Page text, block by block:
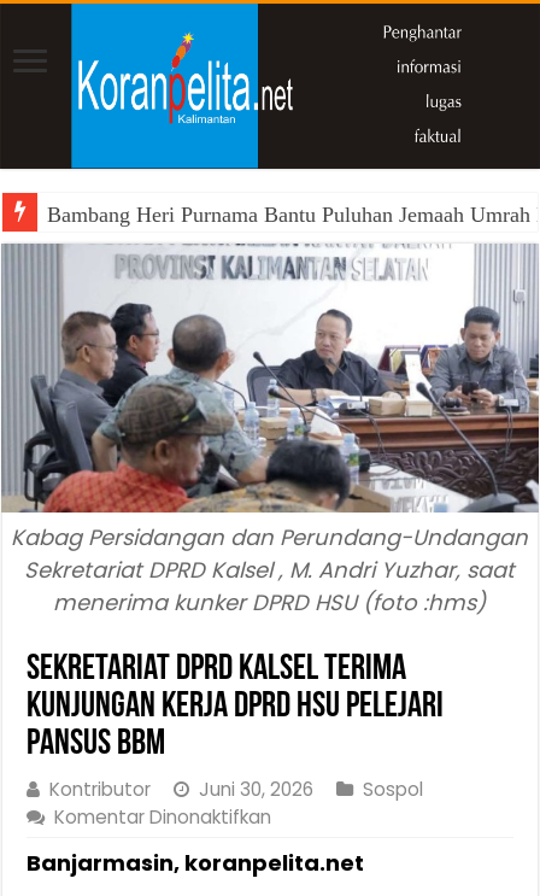
Bambang Heri Purnama Bantu Puluhan Jemaah
Kabag Persidangan dan Perundang-Undangan
Sekretariat DPRD Kalsel , M. Andri Yuzhar, saat
menerima kunker DPRD HSU (foto :hms)
Sekretariat DPRD Kalsel Terima
Kunjungan Kerja DPRD HSU Pelejari
Pansus BBM
Kontributor Juni 30, 2026
Sospol
Komentar Dinonaktifkan
DPRD
Banjarmasin, koranpelita.net